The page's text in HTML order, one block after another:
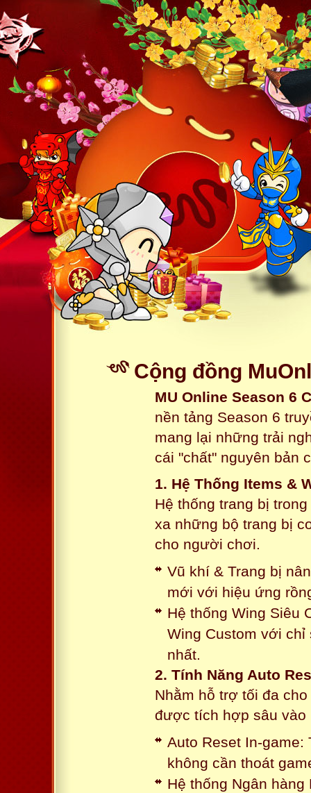
Cộng đồng
MU Online Season 6
nền tảng Season 6
mang lại những trải
cái "chất" nguyên bản
1. Hệ Thống Items &
Hệ thống trang bị
xa những bộ trang bị
cho người chơi.
Vũ khí & Trang bị
mới với hiệu ứng
Hệ thống Wing Siêu
Wing Custom với
nhất.
2. Tính Năng Auto
Nhằm hỗ trợ tối đa
được tích hợp sâu vào
Auto Reset In-game:
không cần thoát
Hệ thống Ngân